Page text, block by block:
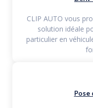
CLIP AUTO vous
solution idéale
particulier en
Pose